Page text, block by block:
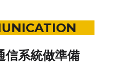
信系統做準備